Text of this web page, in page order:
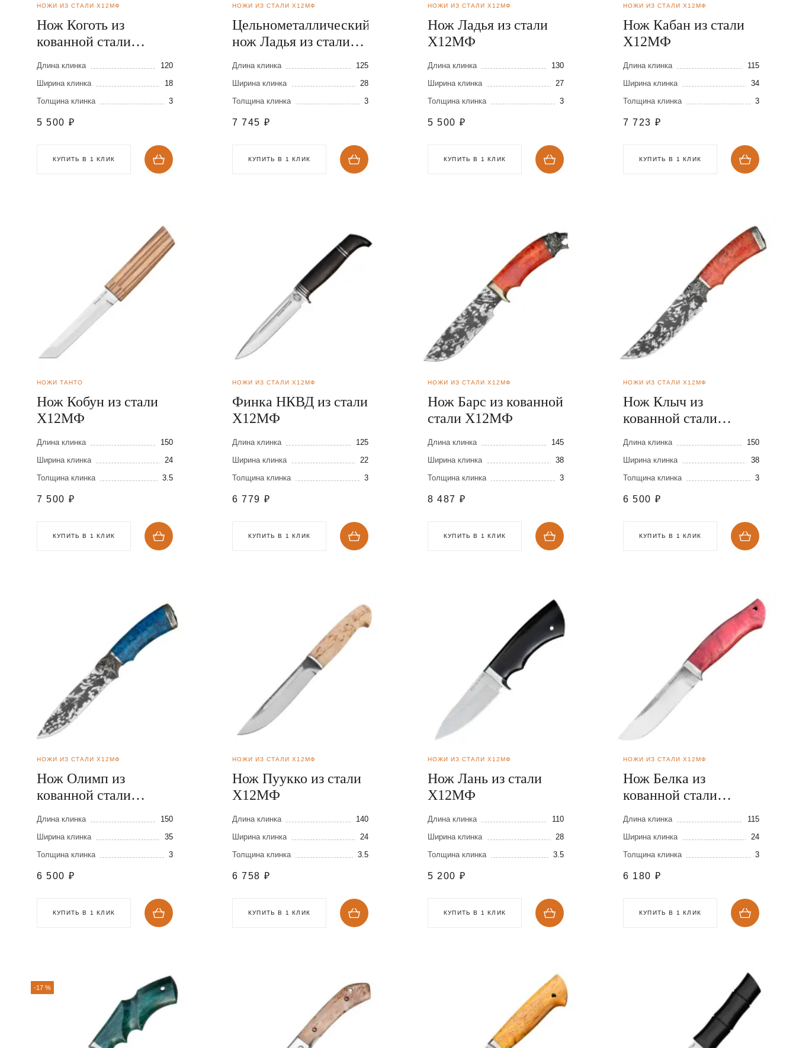
НОЖИ ИЗ СТАЛИ Х12МФ
Нож Коготь из
кованной стали
Х12МФ
Длина клинка
120
Ширина клинка
18
Толщина клинка
3
5 500 ₽
КУПИТЬ В 1 КЛИК
НОЖИ ИЗ СТАЛИ Х12МФ
Цельнометаллический
нож Ладья из стали
Х12МФ
Длина клинка
125
Ширина клинка
28
Толщина клинка
3
7 745 ₽
КУПИТЬ В 1 КЛИК
НОЖИ ИЗ СТАЛИ Х12МФ
Нож Ладья из стали
Х12МФ
Длина клинка
130
Ширина клинка
27
Толщина клинка
3
5 500 ₽
КУПИТЬ В 1 КЛИК
НОЖИ ИЗ СТАЛИ Х12МФ
Нож Кабан из стали
Х12МФ
Длина клинка
115
Ширина клинка
34
Толщина клинка
3
7 723 ₽
КУПИТЬ В 1 КЛИК
НОЖИ ТАНТО
Нож Кобун из стали
Х12МФ
Длина клинка
150
Ширина клинка
24
Толщина клинка
3.5
7 500 ₽
КУПИТЬ В 1 КЛИК
НОЖИ ИЗ СТАЛИ Х12МФ
Финка НКВД из стали
Х12МФ
Длина клинка
125
Ширина клинка
22
Толщина клинка
3
6 779 ₽
КУПИТЬ В 1 КЛИК
НОЖИ ИЗ СТАЛИ Х12МФ
Нож Барс из кованной
стали Х12МФ
Длина клинка
145
Ширина клинка
38
Толщина клинка
3
8 487 ₽
КУПИТЬ В 1 КЛИК
НОЖИ ИЗ СТАЛИ Х12МФ
Нож Клыч из
кованной стали
Х12МФ
Длина клинка
150
Ширина клинка
38
Толщина клинка
3
6 500 ₽
КУПИТЬ В 1 КЛИК
НОЖИ ИЗ СТАЛИ Х12МФ
Нож Олимп из
кованной стали
Х12МФ
Длина клинка
150
Ширина клинка
35
Толщина клинка
3
6 500 ₽
КУПИТЬ В 1 КЛИК
НОЖИ ИЗ СТАЛИ Х12МФ
Нож Пуукко из стали
Х12МФ
Длина клинка
140
Ширина клинка
24
Толщина клинка
3.5
6 758 ₽
КУПИТЬ В 1 КЛИК
НОЖИ ИЗ СТАЛИ Х12МФ
Нож Лань из стали
Х12МФ
Длина клинка
110
Ширина клинка
28
Толщина клинка
3.5
5 200 ₽
КУПИТЬ В 1 КЛИК
НОЖИ ИЗ СТАЛИ Х12МФ
Нож Белка из
кованной стали
Х12МФ
Длина клинка
115
Ширина клинка
24
Толщина клинка
3
6 180 ₽
КУПИТЬ В 1 КЛИК
-17 %